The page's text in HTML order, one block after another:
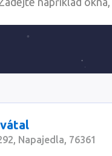
Napajedla, 76361